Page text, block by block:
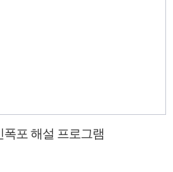
포 해설 프로그램